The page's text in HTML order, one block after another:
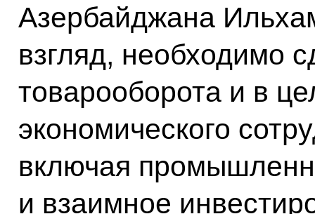
Азербайджана
взгляд, необходимо
товарооборота и в
экономического
включая
и взаимное